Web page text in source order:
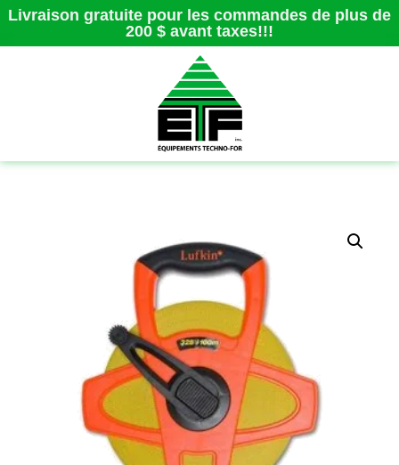
Livraison gratuite pour les commandes de plus de
200 $ avant taxes!!!